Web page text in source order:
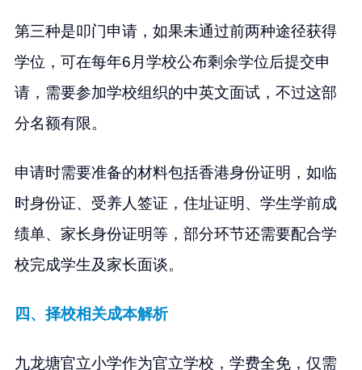
第三种是叩门申请，如果未通过前两种途径获得
学位，可在每年6月学校公布剩余学位后提交申
请，需要参加学校组织的中英文面试，不过这部
分名额有限。
申请时需要准备的材料包括香港身份证明，如临
时身份证、受养人签证，住址证明、学生学前成
绩单、家长身份证明等，部分环节还需要配合学
校完成学生及家长面谈。
四、择校相关成本解析
九龙塘官立小学作为官立学校，学费全免，仅需